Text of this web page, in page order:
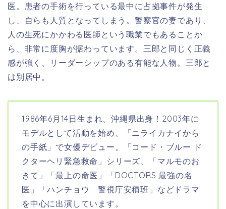
医。 患者の手術を行っている最中に占拠事件が発生
し、
自らも人質となってしまう。警察官の妻であり、
人の生死にかかわる医師という職業でもあることか
ら、非常に度胸が据わっています。三郎と同じく正義
感が強く、リーダーシップのある有能な人物。三郎と
は別居中。
1986年6月14日生まれ、沖縄県出身！2003年に
モデルとして活動を始め、「ニライカナイから
の手紙」で女優デビュー。「コード・ブルー ド
クターヘリ緊急救命」シリーズ、「マルモのお
きて」「最上の命医」「DOCTORS 最強の名
医」「ハンチョウ 警視庁安積班」などドラマ
を中心に出演しています。